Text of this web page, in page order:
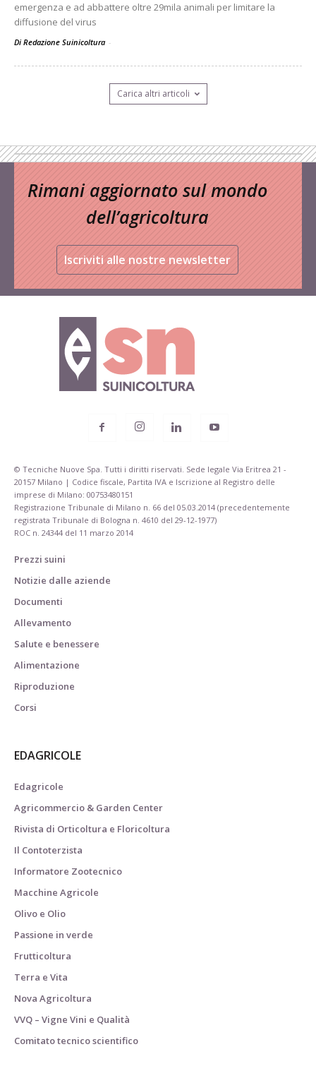
emergenza e ad abbattere oltre 29mila animali per limitare la
diffusione del virus
Di Redazione Suinicoltura -
Carica altri articoli
Rimani aggiornato sul mondo
dell’agricoltura
Iscriviti alle nostre newsletter
© Tecniche Nuove Spa. Tutti i diritti riservati. Sede legale Via Eritrea 21 -
20157 Milano | Codice fiscale, Partita IVA e Iscrizione al Registro delle
imprese di Milano: 00753480151
Registrazione Tribunale di Milano n. 66 del 05.03.2014 (precedentemente
registrata Tribunale di Bologna n. 4610 del 29-12-1977)
ROC n. 24344 del 11 marzo 2014
Prezzi suini
Notizie dalle aziende
Documenti
Allevamento
Salute e benessere
Alimentazione
Riproduzione
Corsi
EDAGRICOLE
Edagricole
Agricommercio & Garden Center
Rivista di Orticoltura e Floricoltura
Il Contoterzista
Informatore Zootecnico
Macchine Agricole
Olivo e Olio
Passione in verde
Frutticoltura
Terra e Vita
Nova Agricoltura
VVQ – Vigne Vini e Qualità
Comitato tecnico scientifico